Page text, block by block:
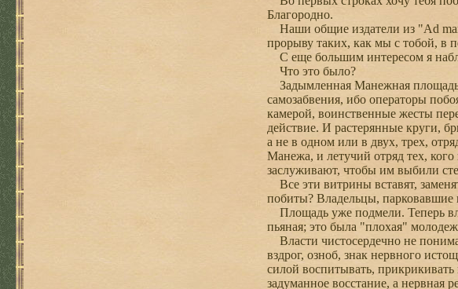
Благородно.
Наши общие издатели из "Ad
прорыву таких, как мы с тобой, в
С еще большим интересом я
Что это было?
Задымленная Манежная
самозабвения, ибо операторы
камерой, воинственные жесты
действие. И растерянные круги,
а не в одном или в двух, трех,
Манежа, и летучий отряд тех,
заслуживают, чтобы им выбили
Все эти витрины вставят,
побиты? Владельцы, парковавшие
Площадь уже подмели. Теперь
пьяная; это была "плохая"
Власти чистосердечно не
вздрог, озноб, знак нервного
силой воспитывать, прикрикивать
задуманное восстание, а